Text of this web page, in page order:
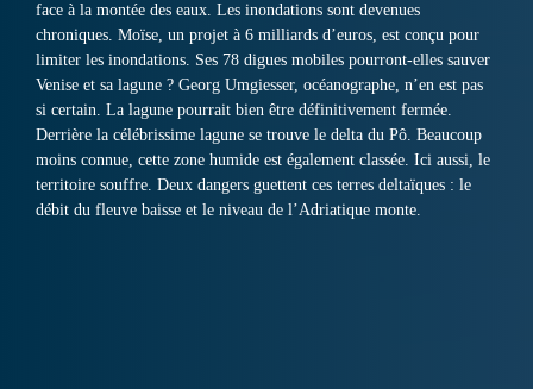
face à la montée des eaux. Les inondations sont devenues
chroniques. Moïse, un projet à 6 milliards d’euros, est conçu pour
limiter les inondations. Ses 78 digues mobiles pourront-elles sauver
Venise et sa lagune ? Georg Umgiesser, océanographe, n’en est pas
si certain. La lagune pourrait bien être définitivement fermée.
Derrière la célébrissime lagune se trouve le delta du Pô. Beaucoup
moins connue, cette zone humide est également classée. Ici aussi, le
territoire souffre. Deux dangers guettent ces terres deltaïques : le
débit du fleuve baisse et le niveau de l’Adriatique monte.